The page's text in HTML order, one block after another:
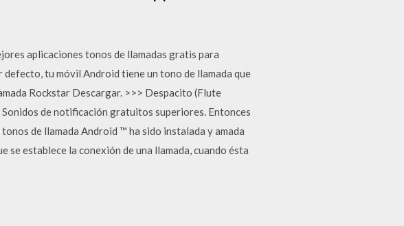
aplicaciones tonos de llamadas gratis para
tu móvil Android tiene un tono de llamada que
Rockstar Descargar. >>> Despacito (Flute
de notificación gratuitos superiores. Entonces
de llamada Android ™ ha sido instalada y amada
se establece la conexión de una llamada, cuando ésta